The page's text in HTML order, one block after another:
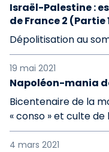
Israël-Palestine :
de France 2 (Partie
Dépolitisation au
19 mai 2021
Napoléon-mania
Bicentenaire de la
« conso » et culte
4 mars 2021